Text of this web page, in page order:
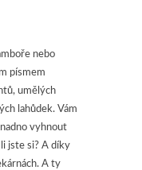
nebo
písmem
umělých
lahůdek. Vám
vyhnout
jste si? A díky
A ty